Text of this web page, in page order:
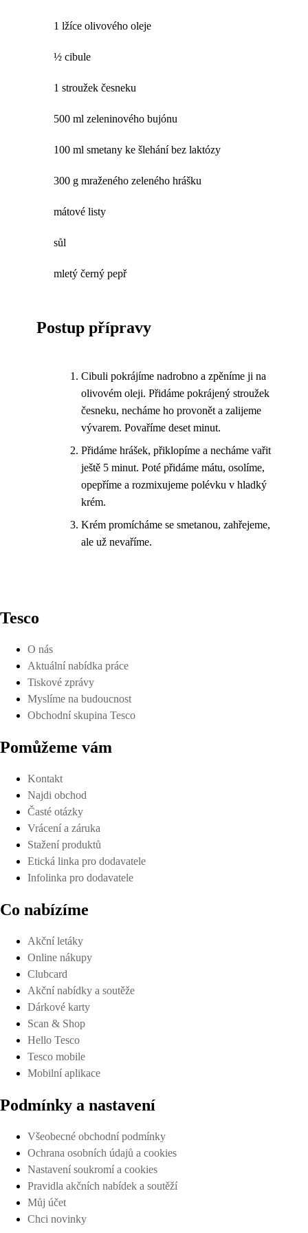
1 lžíce olivového oleje
½ cibule
1 stroužek česneku
500 ml zeleninového bujónu
100 ml smetany ke šlehání bez laktózy
300 g mraženého zeleného hrášku
mátové listy
sůl
mletý černý pepř
Postup přípravy
Cibuli pokrájíme nadrobno a zpěníme ji na
olivovém oleji. Přidáme pokrájený stroužek
česneku, necháme ho provonět a zalijeme
vývarem. Povaříme deset minut.
Přidáme hrášek, přiklopíme a necháme vařit
ještě 5 minut. Poté přidáme mátu, osolíme,
opepříme a rozmixujeme polévku v hladký
krém.
Krém promícháme se smetanou, zahřejeme,
ale už nevaříme.
Tesco
O nás
Aktuální nabídka práce
Tiskové zprávy
Myslíme na budoucnost
Obchodní skupina Tesco
Pomůžeme vám
Kontakt
Najdi obchod
Časté otázky
Vrácení a záruka
Stažení produktů
Etická linka pro dodavatele
Infolinka pro dodavatele
Co nabízíme
Akční letáky
Online nákupy
Clubcard
Akční nabídky a soutěže
Dárkové karty
Scan & Shop
Hello Tesco
Tesco mobile
Mobilní aplikace
Podmínky a nastavení
Všeobecné obchodní podmínky
Ochrana osobních údajů a cookies
Nastavení soukromí a cookies
Pravidla akčních nabídek a soutěží
Můj účet
Chci novinky